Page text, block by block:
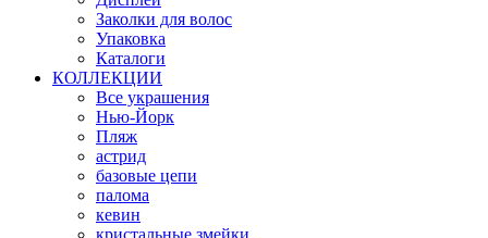
Заколки для волос
Упаковка
Каталоги
КОЛЛЕКЦИИ
Все украшения
Нью-Йорк
Пляж
астрид
базовые цепи
палома
кевин
кристальные змейки